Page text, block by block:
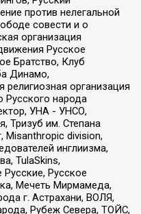
против нелегальной
совести и о
организация
Русское
Братство, Клуб
Динамо,
организация
Русского народа
УНА - УНСО,
Тризуб им. Степана
Misanthropic division,
инглиизма,
TulaSkins,
Русское
Мечеть Мирмамеда,
г. Астрахани, ВОЛЯ,
Рубеж Севера, ТОЙС,